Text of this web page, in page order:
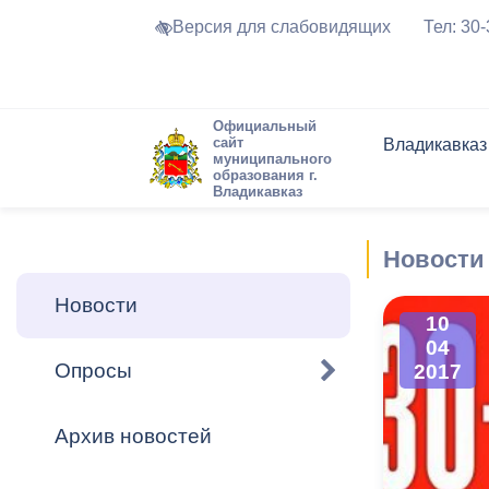
Версия для слабовидящих Тел:
Официальный
сайт
муниципального
образования г.
Владикавказ
Владикавказ
Устав города
Города-
городского
Торги и
Программа
Формы
Обратная
Комиссии
График
Новостная
Актуально
Новости
Опросы
Архив новостей
Новости
10
04
2017